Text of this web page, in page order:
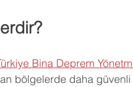
Bina Deprem
bölgelerde daha güvenli